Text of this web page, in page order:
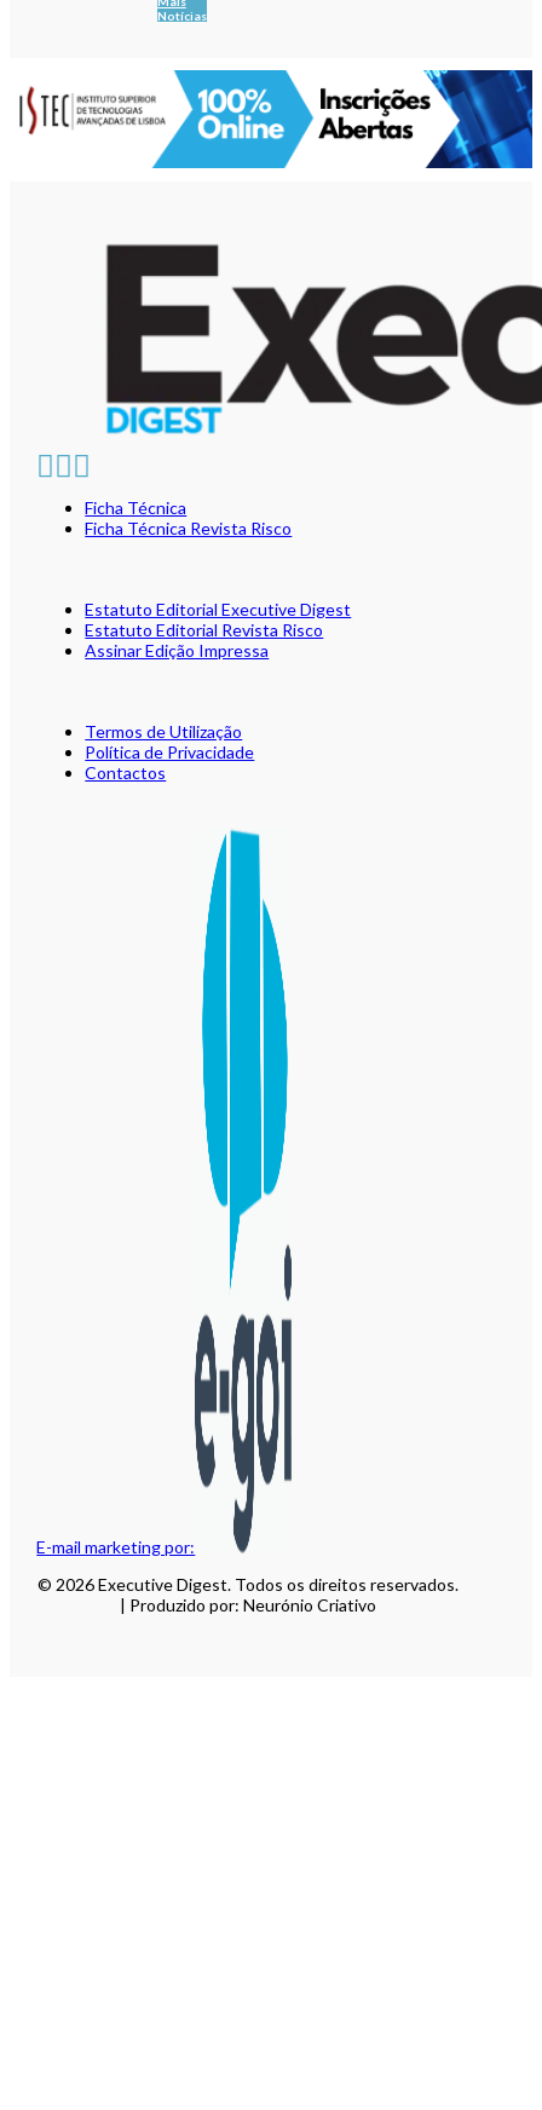
Notícias
E-mail marketing por:
Ficha Técnica
Ficha Técnica Revista Risco
Estatuto Editorial Executive Digest
Estatuto Editorial Revista Risco
Assinar Edição Impressa
Termos de Utilização
Política de Privacidade
Contactos
© 2026 Executive Digest. Todos os direitos reservados.
| Produzido por: Neurónio Criativo